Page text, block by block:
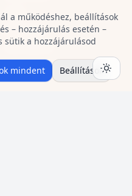
GYIK
Kapcsolat
Szerzőknek
a működéshez, beállítások
– hozzájárulás esetén –
sütik a hozzájárulásod
mindent Beállítások